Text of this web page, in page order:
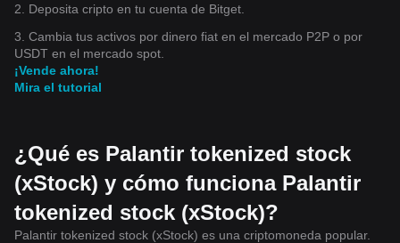
2. Deposita cripto en tu cuenta de Bitget.
3. Cambia tus activos por dinero fiat en el mercado P2P o por
USDT en el mercado spot.
¡Vende ahora!
Mira el tutorial
¿Qué es Palantir tokenized stock
(xStock) y cómo funciona Palantir
tokenized stock (xStock)?
Palantir tokenized stock (xStock) es una criptomoneda popular.